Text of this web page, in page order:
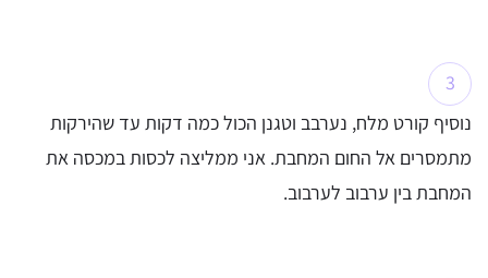
נוסיף קורט מלח, נערבב וטגנן הכול כמה דקות עד שהירקות
מתמסרים אל החום המחבת. אני ממליצה לכסות במכסה את
המחבת בין ערבוב לערבוב.